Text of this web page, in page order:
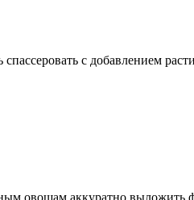
с добавлением
овощам аккуратно выложить